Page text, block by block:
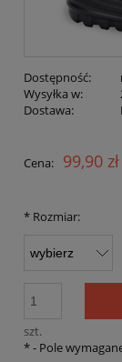
Dostępność:
Wysyłka w:
Dostawa:
Cena nie
Cena: 99,90 zł
* Rozmiar:
szt.
*- Pole